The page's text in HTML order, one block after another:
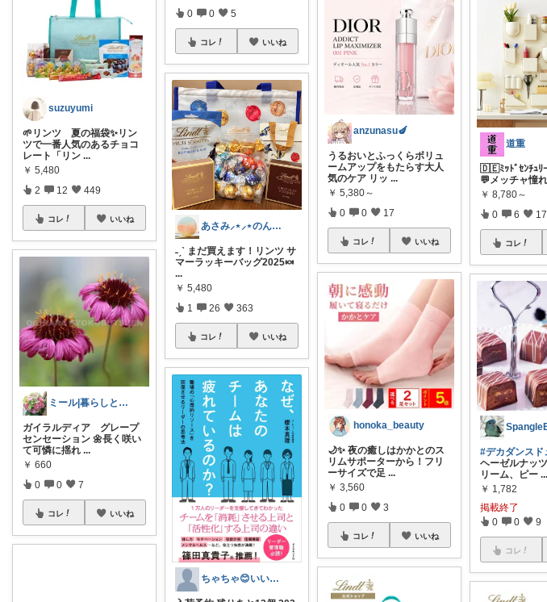
suzuyumi
🌱リンツ 夏の福袋✨️リン
ツで一番人気のあるチョコ
レート「リン ...
￥ 5,480
2 12 449
コレ いいね
ミール|暮らしと可愛いもののROOM
ガイラルディア グレープ
センセーション 🌼長く咲い
て可憐に揺れ ...
￥ 660
0 0 7
コレ いいね
0 0 5
コレ いいね
あさみ⸝⋆⸝⋆のんびり⑅◡̈*
˗ˏˋ まだ買えます！リンツ サ
マーラッキーバッグ2025🍬
...
￥ 5,480
1 26 363
コレ いいね
ちゃちゃ😊いいね!見てね😊
anzunasu🍆
うるおいとふっくらボリュ
ームアップをもたらす大人
気のケア リッ ...
￥ 5,380～
0 0 17
コレ いいね
honoka_beauty
🌙✨ 夜の癒しはかかとのス
リムサポーターから！フリ
ーサイズで足 ...
￥ 3,560
0 0 3
コレ いいね
道重
🇩🇪ﾐｯﾄﾞｾﾝﾁｭﾘ
💬メッチャ憧
￥ 8,780～
0 6
コレ
#デカダンスド
ヘーゼルナッ
リーム、ピー ...
￥ 1,782
掲載終了
0 0 9
コレ